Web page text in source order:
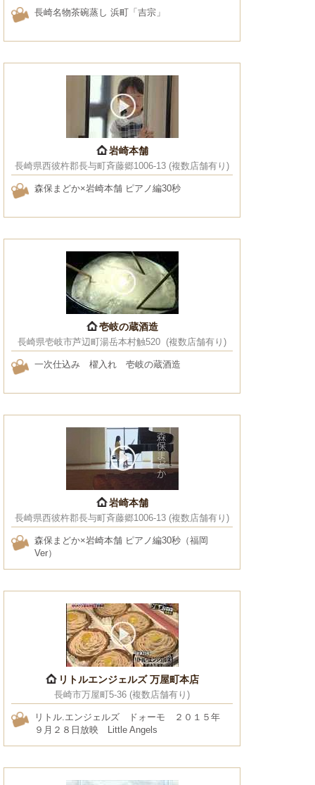
長崎名物茶碗蒸し 浜町「吉宗」
岩崎本舗
長崎県西彼杵郡長与町斉藤郷1006-13 (複数店舗有り)
森保まどか×岩崎本舗 ピアノ編30秒
壱岐の蔵酒造
長崎県壱岐市芦辺町湯岳本村触520 (複数店舗有り)
一次仕込み 櫂入れ 壱岐の蔵酒造
岩崎本舗
長崎県西彼杵郡長与町斉藤郷1006-13 (複数店舗有り)
森保まどか×岩崎本舗 ピアノ編30秒（福岡
Ver）
リトルエンジェルズ 万屋町本店
長崎市万屋町5-36 (複数店舗有り)
リトル.エンジェルズ ドォーモ ２０１５年
９月２８日放映 Little Angels